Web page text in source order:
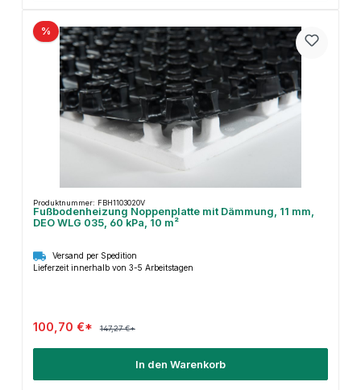
%
Produktnummer: FBH1103020V
Fußbodenheizung Noppenplatte mit Dämmung, 11 mm,
DEO WLG 035, 60 kPa, 10 m²
Versand per Spedition
Lieferzeit innerhalb von 3-5 Arbeitstagen
100,70 €* 147,27 €*
In den Warenkorb